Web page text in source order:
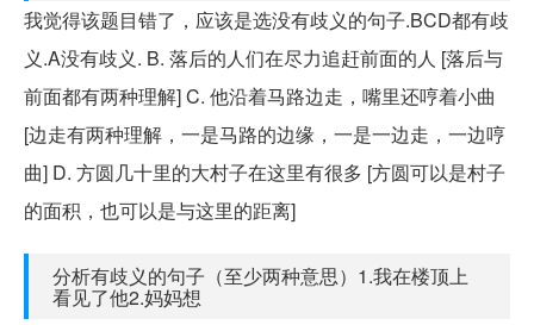
我觉得该题目错了，应该是选没有歧义的句子.BCD都有歧
义.A没有歧义. B. 落后的人们在尽力追赶前面的人 [落后与
前面都有两种理解] C. 他沿着马路边走，嘴里还哼着小曲
[边走有两种理解，一是马路的边缘，一是一边走，一边哼
曲] D. 方圆几十里的大村子在这里有很多 [方圆可以是村子
的面积，也可以是与这里的距离]
分析有歧义的句子（至少两种意思）1.我在楼顶上
看见了他2.妈妈想